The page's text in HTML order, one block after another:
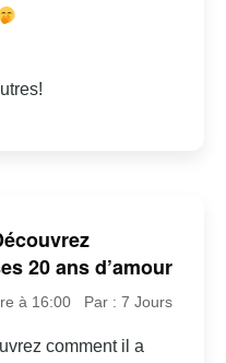
20 ans d’amour
à 16:00 Par : 7 Jours
comment il a